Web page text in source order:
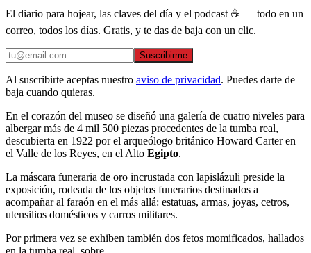
El diario para hojear, las claves del día y el podcast ☕ — todo en un
correo, todos los días. Gratis, y te das de baja con un clic.
Suscribirme
Al suscribirte aceptas nuestro aviso de privacidad. Puedes darte de
baja cuando quieras.
En el corazón del museo se diseñó una galería de cuatro niveles para
albergar más de 4 mil 500 piezas procedentes de la tumba real,
descubierta en 1922 por el arqueólogo británico Howard Carter en
el Valle de los Reyes, en el Alto Egipto.
La máscara funeraria de oro incrustada con lapislázuli preside la
exposición, rodeada de los objetos funerarios destinados a
acompañar al faraón en el más allá: estatuas, armas, joyas, cetros,
utensilios domésticos y carros militares.
Por primera vez se exhiben también dos fetos momificados, hallados